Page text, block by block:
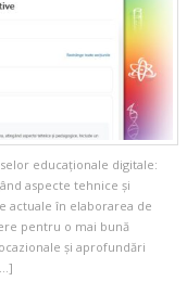
educaționale digitale:
aspecte tehnice și
actuale în elaborarea de
pentru o mai bună
și aprofundări